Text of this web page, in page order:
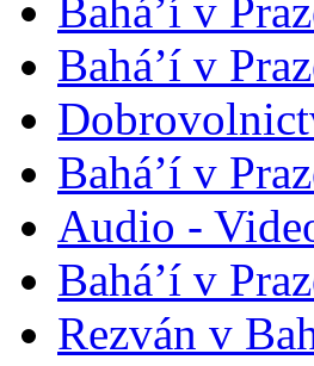
Bahá’í v
Bahá’í v
Bahá’í v
Audio -
Bahá’í v
Rezván v